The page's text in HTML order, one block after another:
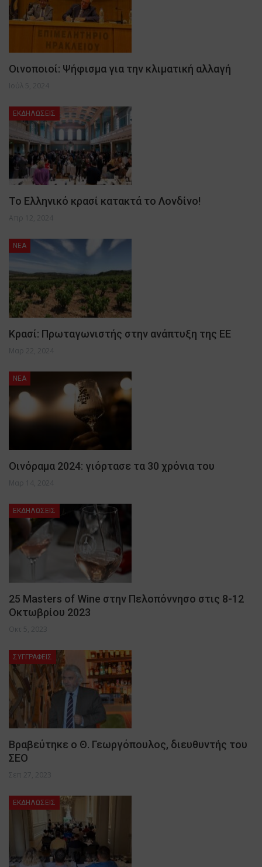
Οινοποιοί: Ψήφισμα για την κλιματική αλλαγή
Ιούλ 5, 2024
ΕΚΔΗΛΩΣΕΙΣ
Το Ελληνικό κρασί κατακτά το Λονδίνο!
Απρ 12, 2024
NEA
Κρασί: Πρωταγωνιστής στην ανάπτυξη της ΕΕ
Μαρ 22, 2024
NEA
Οινόραμα 2024: γιόρτασε τα 30 χρόνια του
Μαρ 14, 2024
ΕΚΔΗΛΩΣΕΙΣ
25 Masters of Wine στην Πελοπόννησο στις 8-12
Οκτωβρίου 2023
Οκτ 5, 2023
ΣΥΓΓΡΑΦΕΙΣ
Βραβεύτηκε ο Θ. Γεωργόπουλος, διευθυντής του
ΣΕΟ
Σεπ 27, 2023
ΕΚΔΗΛΩΣΕΙΣ